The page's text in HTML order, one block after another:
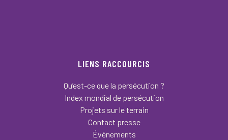
LIENS RACCOURCIS
Qu’est-ce que la persécution ?
Index mondial de persécution
Projets sur le terrain
Contact presse
Événements